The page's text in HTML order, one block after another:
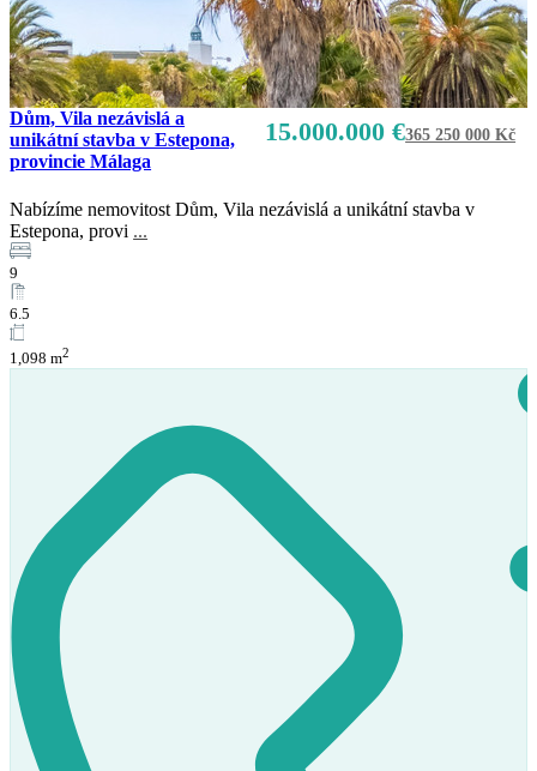
Prodej
15.000.000 €365 250 000 Kč
Dům, Vila nezávislá a
unikátní stavba v Estepona,
provincie Málaga
Nabízíme nemovitost Dům, Vila nezávislá a unikátní stavba v
Estepona, provi ...
9
6.5
1,098 m2